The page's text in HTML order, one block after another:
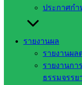
ประกาศกำ
รายงานผล
รายงานผล
รายงานก
ธรรมจรรย
กรรมการ
การศึกษา